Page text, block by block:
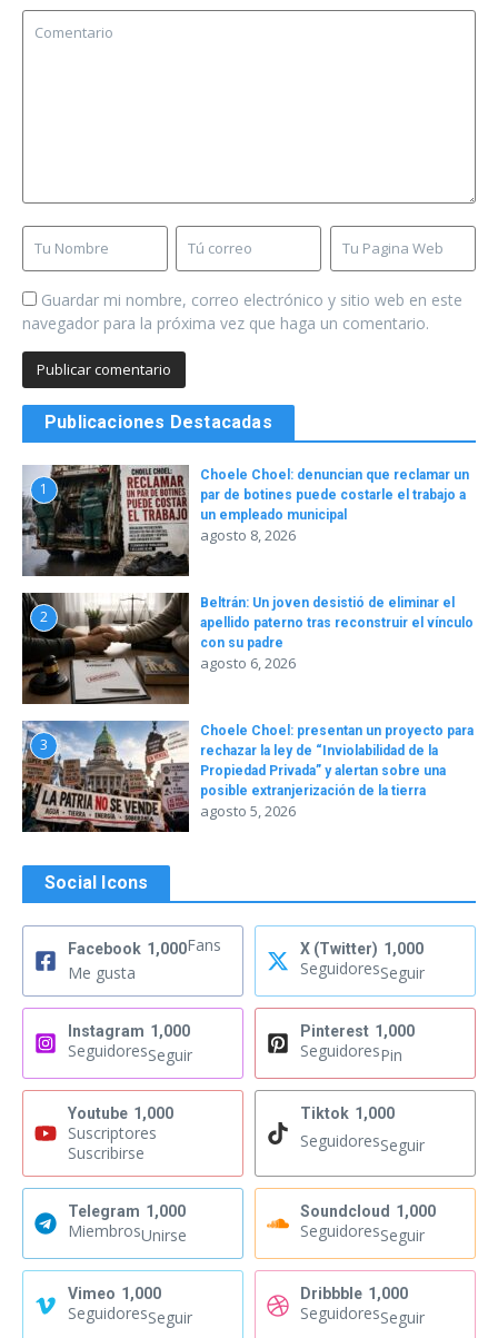
Guardar mi nombre, correo electrónico y sitio web en este
navegador para la próxima vez que haga un comentario.
Publicaciones Destacadas
1
Choele Choel: denuncian que reclamar un
par de botines puede costarle el trabajo a
un empleado municipal
agosto 8, 2026
2
Beltrán: Un joven desistió de eliminar el
apellido paterno tras reconstruir el vínculo
con su padre
agosto 6, 2026
3
Choele Choel: presentan un proyecto para
rechazar la ley de “Inviolabilidad de la
Propiedad Privada” y alertan sobre una
posible extranjerización de la tierra
agosto 5, 2026
Social Icons
Facebook 1,000Fans
Me gusta
X (Twitter) 1,000
SeguidoresSeguir
Instagram 1,000
SeguidoresSeguir
Pinterest 1,000
SeguidoresPin
Youtube 1,000
Suscriptores
Suscribirse
Tiktok 1,000
SeguidoresSeguir
Telegram 1,000
MiembrosUnirse
Soundcloud 1,000
SeguidoresSeguir
Vimeo 1,000
SeguidoresSeguir
Dribbble 1,000
SeguidoresSeguir